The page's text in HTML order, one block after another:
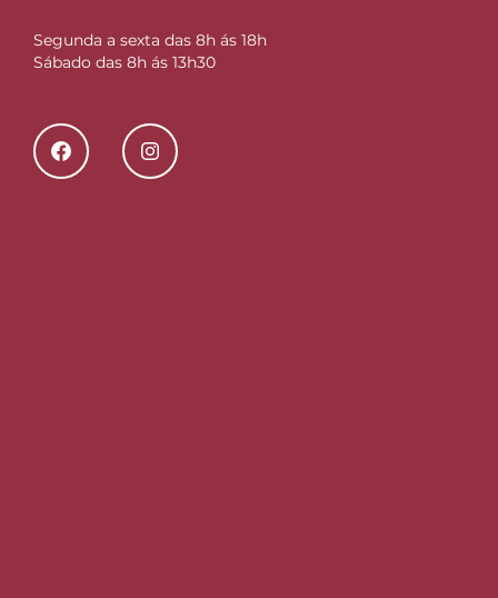
Segunda a sexta das 8h ás 18h
Sábado das 8h ás 13h30